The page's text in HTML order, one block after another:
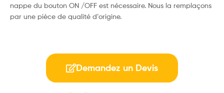
nappe du bouton ON /OFF est nécessaire. Nous la remplaçons
par une pièce de qualité d’origine.
Demandez un Devis